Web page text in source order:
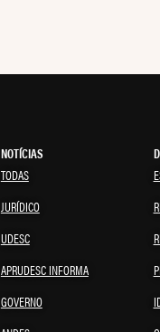
NOTÍCIAS
TODAS
JURÍDICO
UDESC
APRUDESC INFORMA
GOVERNO